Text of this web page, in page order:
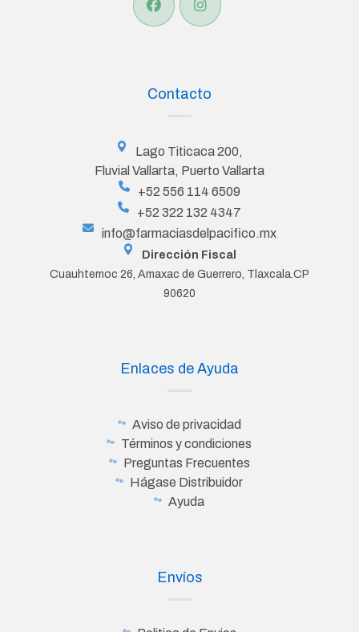
Contacto
Lago Titicaca 200,
Fluvial Vallarta, Puerto Vallarta
+52 556 114 6509
+52 322 132 4347
info@farmaciasdelpacifico.mx
Dirección Fiscal
Cuauhtemoc 26, Amaxac de Guerrero, Tlaxcala.CP
90620
Enlaces de Ayuda
Aviso de privacidad
Términos y condiciones
Preguntas Frecuentes
Hágase Distribuidor
Ayuda
Envíos